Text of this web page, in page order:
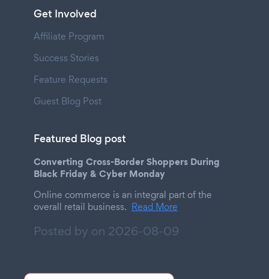
Get Involved
Affiliate Program
Success Stories
Feature Requests
Guest Blog Post
Featured Blog post
Converting Cross-Border Shoppers During
Black Friday & Cyber Monday
Online commerce is an integral part of the
overall retail business. Read More
Posted by on 2026-08-09